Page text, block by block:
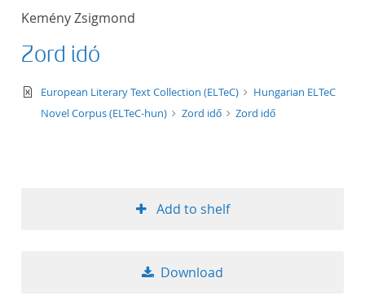
Kemény Zsigmond
Zord idő
text/xml
European Literary Text Collection (ELTeC)
Hungarian ELTeC
Novel Corpus (ELTeC-hun)
Zord idő Zord idő
Add to shelf
Download